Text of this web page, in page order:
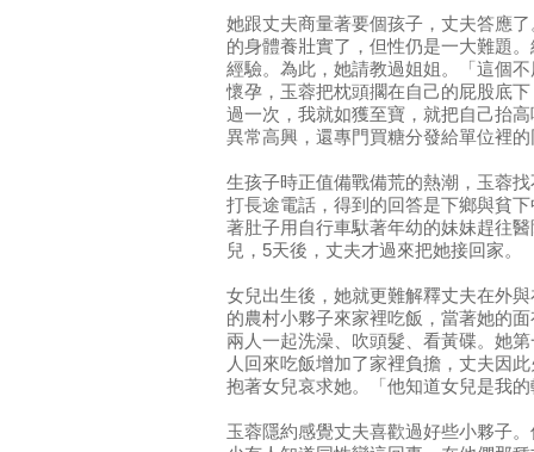
她跟丈夫商量著要個孩子，丈夫答應
的身體養壯實了，但性仍是一大難題
經驗。為此，她請教過姐姐。「這個
懷孕，玉蓉把枕頭擱在自己的屁股底
過一次，我就如獲至寶，就把自己抬
異常高興，還專門買糖分發給單位裡
生孩子時正值備戰備荒的熱潮，玉蓉
打長途電話，得到的回答是下鄉與貧
著肚子用自行車馱著年幼的妹妹趕往
兒，5天後，丈夫才過來把她接回家。
女兒出生後，她就更難解釋丈夫在外
的農村小夥子來家裡吃飯，當著她的
兩人一起洗澡、吹頭髮、看黃碟。她
人回來吃飯增加了家裡負擔，丈夫因
抱著女兒哀求她。「他知道女兒是我
玉蓉隱約感覺丈夫喜歡過好些小夥子